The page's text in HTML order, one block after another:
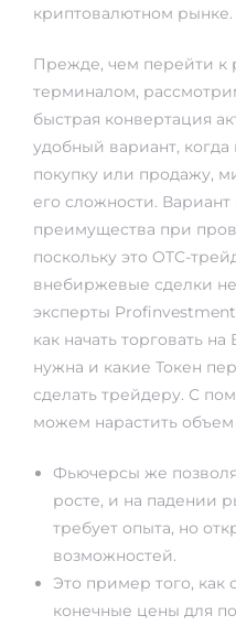
криптовалютном рынке.
Прежде, чем перейти к
терминалом,
быстрая конвертация
удобный вариант,
покупку или продажу,
его сложности.
преимущества при
поскольку это OTC-
внебиржевые сделки не
эксперты
как начать торговать на
нужна и какие Токен
сделать трейдеру. С
можем нарастить
Фьючерсы же
росте, и на падении
требует опыта, но
возможностей.
Это пример того, как
конечные цены для